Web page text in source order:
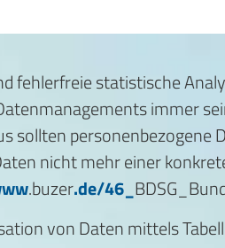
fehlerfreie statistische
immer
sollten
nicht mehr einer
.buzer.de/46_
von Daten mittels